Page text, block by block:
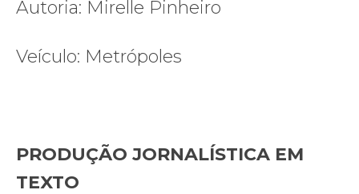
Autoria: Mirelle Pinheiro
Veículo: Metrópoles
PRODUÇÃO JORNALÍSTICA EM
TEXTO